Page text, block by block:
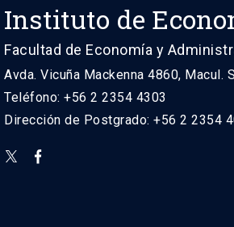
Instituto de
Facultad de Economía y
Avda. Vicuña Mackenna 4860, Macul.
Teléfono: +56 2 2354 4303
Dirección de Postgrado: +56 2 2354